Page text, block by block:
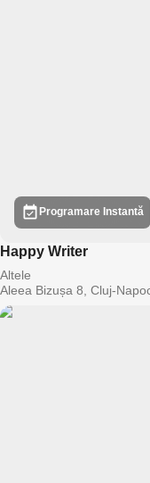
Programare Instantă
Happy Writer
Altele
Aleea Bizușa 8, Cluj-